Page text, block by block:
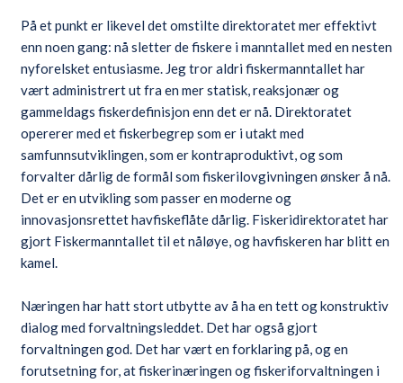
På et punkt er likevel det omstilte direktoratet mer effektivt
enn noen gang: nå sletter de fiskere i manntallet med en nesten
nyforelsket entusiasme. Jeg tror aldri fiskermanntallet har
vært administrert ut fra en mer statisk, reaksjonær og
gammeldags fiskerdefinisjon enn det er nå. Direktoratet
opererer med et fiskerbegrep som er i utakt med
samfunnsutviklingen, som er kontraproduktivt, og som
forvalter dårlig de formål som fiskerilovgivningen ønsker å nå.
Det er en utvikling som passer en moderne og
innovasjonsrettet havfiskeflåte dårlig. Fiskeridirektoratet har
gjort Fiskermanntallet til et nåløye, og havfiskeren har blitt en
kamel.
Næringen har hatt stort utbytte av å ha en tett og konstruktiv
dialog med forvaltningsleddet. Det har også gjort
forvaltningen god. Det har vært en forklaring på, og en
forutsetning for, at fiskerinæringen og fiskeriforvaltningen i